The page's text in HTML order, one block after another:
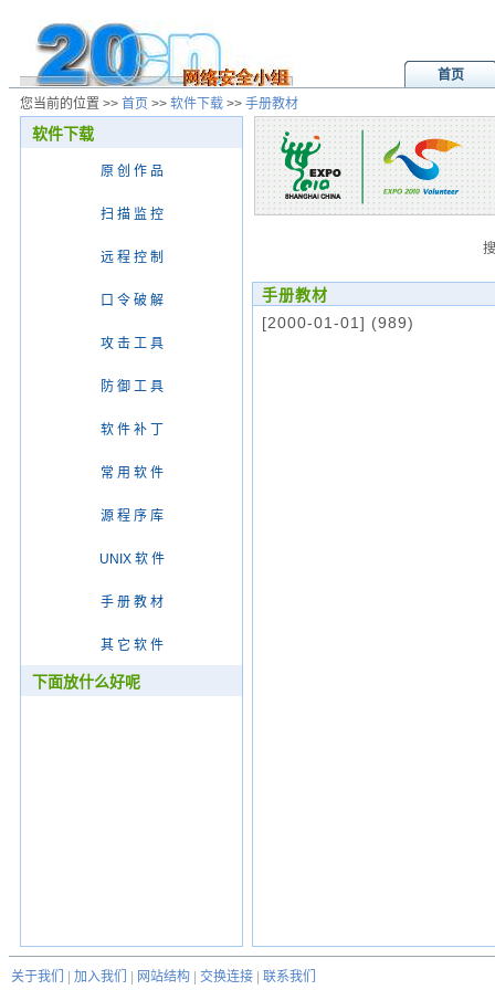
首页
您当前的位置 >> 首页 >> 软件下载 >> 手册教材
软件下载
原 创 作 品
扫 描 监 控
远 程 控 制
口 令 破 解
攻 击 工 具
防 御 工 具
软 件 补 丁
常 用 软 件
源 程 序 库
UNIX 软 件
手 册 教 材
其 它 软 件
下面放什么好呢
手册教材
[2000-01-01] (989)
关于我们 加入我们 网站结构 交换连接
联系我们